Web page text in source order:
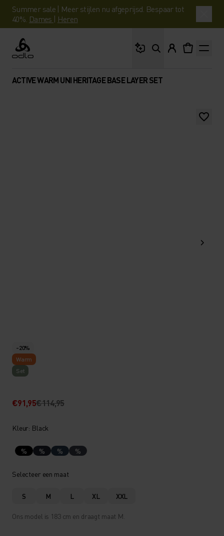
Summer sale | Meer stijlen nu afgeprijsd. Bespaar tot
40%. Dames | Heren
Odlo
ACTIVE WARM UNI HERITAGE BASE LAYER SET
-20%
Warm
Set
€91,95€114,95
Kleur: Black
% % % %
Selecteer een maat
S M L XL XXL
Ons model is 183 cm en draagt maat M.